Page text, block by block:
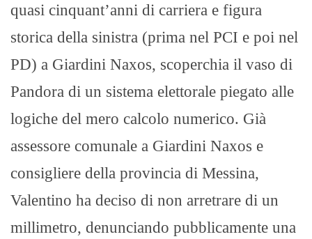
quasi cinquant’anni di carriera e figura
storica della sinistra (prima nel PCI e poi nel
PD) a Giardini Naxos, scoperchia il vaso di
Pandora di un sistema elettorale piegato alle
logiche del mero calcolo numerico. Già
assessore comunale a Giardini Naxos e
consigliere della provincia di Messina,
Valentino ha deciso di non arretrare di un
millimetro, denunciando pubblicamente una